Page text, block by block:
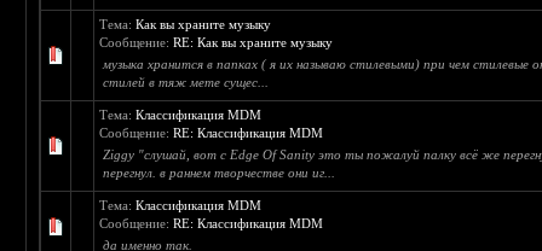
Тема:Как вы храните музыку
Сообщение:RE: Как вы храните музыку
музыка хранится в папках ( я их называю стилевыми) при чем стилевые
стилей в тяж мете сущес...
Тема:Классификация MDM
Сообщение:RE: Классификация MDM
Ziggy "слушай, вот с Edge Of Sanity это ты пожалуй палку всё же
перегнул. в раннем творчестве они иг...
Тема:Классификация MDM
Сообщение:RE: Классификация MDM
да именно так.